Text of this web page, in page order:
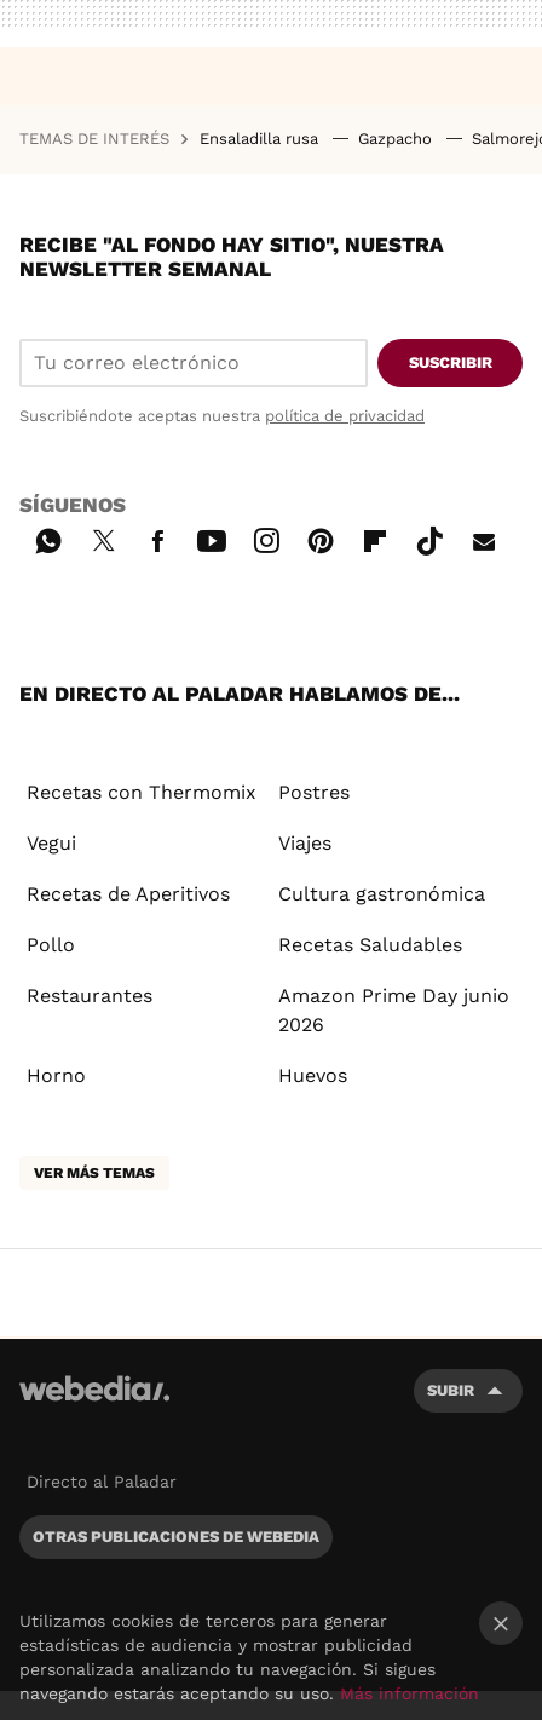
TEMAS DE INTERÉS Ensaladilla rusa Gazpacho
RECIBE "AL FONDO HAY SITIO", NUESTRA
NEWSLETTER SEMANAL
SUSCRIBIR
Suscribiéndote aceptas nuestra política de privacidad
SÍGUENOS
EN DIRECTO AL PALADAR HABLAMOS DE...
Recetas con Thermomix Postres
Vegui Viajes
Recetas de Aperitivos Cultura gastronómica
Pollo Recetas Saludables
Restaurantes
Amazon Prime Day junio
2026
Horno Huevos
VER MÁS TEMAS
SUBIR
Directo al Paladar
OTRAS PUBLICACIONES DE WEBEDIA
Utilizamos cookies de terceros para generar
estadísticas de audiencia y mostrar publicidad
personalizada analizando tu navegación. Si sigues
navegando estarás aceptando su uso.Más información